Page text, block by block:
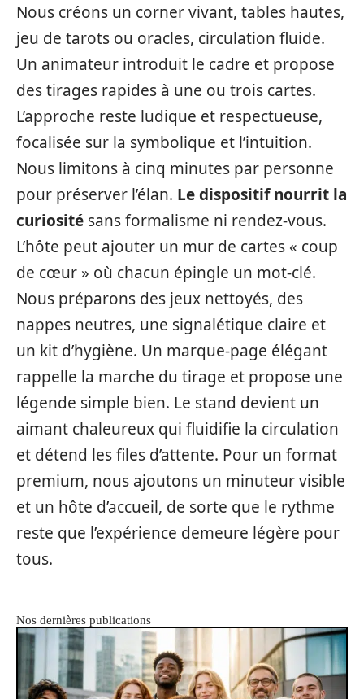
Nous créons un corner vivant, tables hautes,
jeu de tarots ou oracles, circulation fluide.
Un animateur introduit le cadre et propose
des tirages rapides à une ou trois cartes.
L’approche reste ludique et respectueuse,
focalisée sur la symbolique et l’intuition.
Nous limitons à cinq minutes par personne
pour préserver l’élan. Le dispositif nourrit la
curiosité sans formalisme ni rendez-vous.
L’hôte peut ajouter un mur de cartes « coup
de cœur » où chacun épingle un mot-clé.
Nous préparons des jeux nettoyés, des
nappes neutres, une signalétique claire et
un kit d’hygiène. Un marque-page élégant
rappelle la marche du tirage et propose une
légende simple bien. Le stand devient un
aimant chaleureux qui fluidifie la circulation
et détend les files d’attente. Pour un format
premium, nous ajoutons un minuteur visible
et un hôte d’accueil, de sorte que le rythme
reste que l’expérience demeure légère pour
tous.
Nos dernières publications